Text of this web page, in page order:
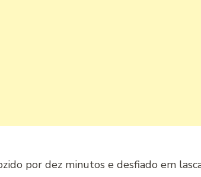
por dez minutos e desfiado em